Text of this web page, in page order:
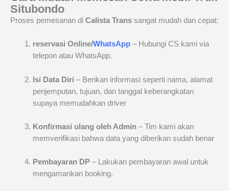
Situbondo
Proses pemesanan di Calista Trans sangat mudah dan cepat:
reservasi Online/WhatsApp– Hubungi CS kami via
telepon atau WhatsApp.
Isi Data Diri – Berikan informasi seperti nama, alamat
penjemputan, tujuan, dan tanggal keberangkatan
supaya memudahkan driver
Konfirmasi ulang oleh Admin– Tim kami akan
memverifikasi bahwa data yang diberikan sudah benar
Pembayaran DP– Lakukan pembayaran awal untuk
mengamankan booking.